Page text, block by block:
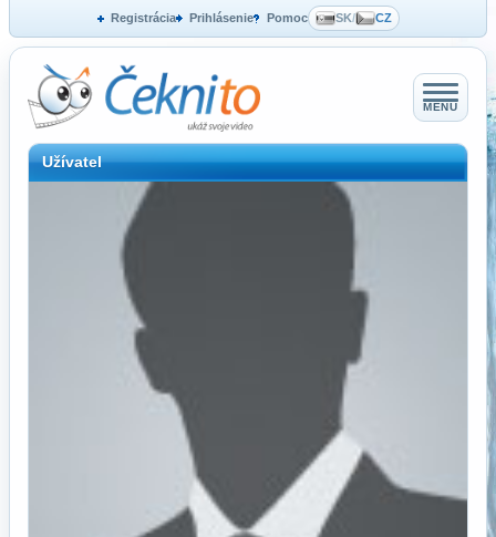
Registrácia Prihlásenie Pomoc SK/ CZ
MENU
Užívatel